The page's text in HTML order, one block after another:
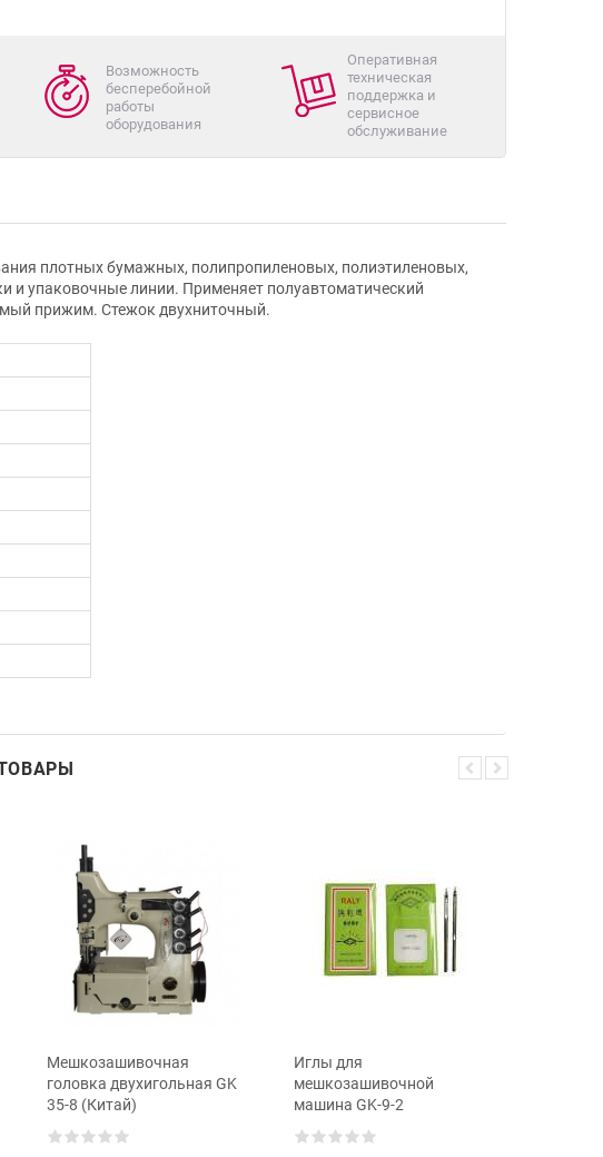
Возможность
бесперебойной
работы
оборудования
Оперативная
техническая
поддержка и
сервисное
обслуживание
плотных бумажных, полипропиленовых, полиэтиленовых,
и упаковочные линии. Применяет полуавтоматический
прижим. Стежок двухниточный.
Мешкозашивочная
головка двухигольная GK
35-8 (Китай)
Иглы для
мешкозашивочной
машина GK-9-2